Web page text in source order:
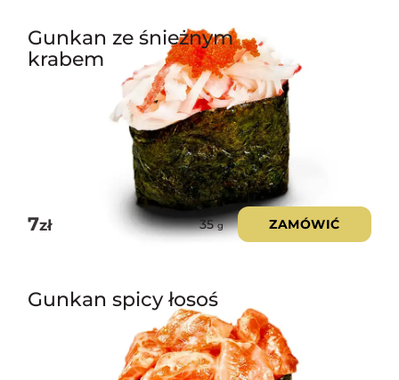
Gunkan ze śnieżnym
krabem
7zł 35g ZAMÓWIĆ
Gunkan spicy łosoś